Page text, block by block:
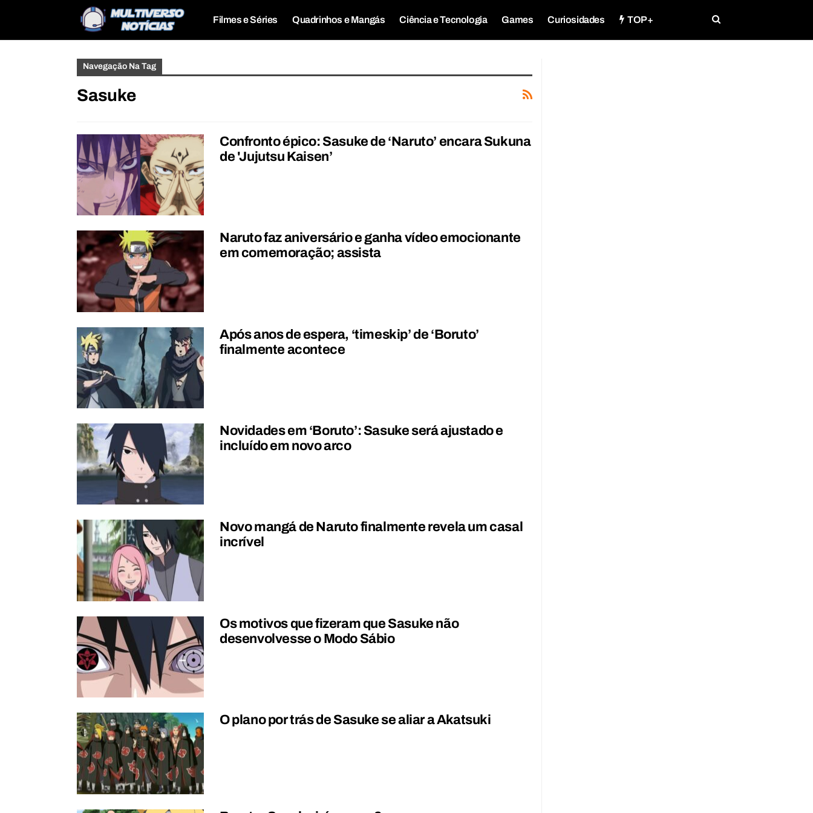
Filmes e Séries Quadrinhos e Mangás Ciência e Tecnologia Games Curiosidades TOP+
Navegação Na Tag
Sasuke
Confronto épico: Sasuke de ‘Naruto’ encara Sukuna
de 'Jujutsu Kaisen’
Naruto faz aniversário e ganha vídeo emocionante
em comemoração; assista
Após anos de espera, ‘timeskip’ de ‘Boruto’
finalmente acontece
Novidades em ‘Boruto’: Sasuke será ajustado e
incluído em novo arco
Novo mangá de Naruto finalmente revela um casal
incrível
Os motivos que fizeram que Sasuke não
desenvolvesse o Modo Sábio
O plano por trás de Sasuke se aliar a Akatsuki